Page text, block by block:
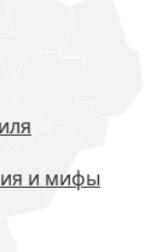
и мифы